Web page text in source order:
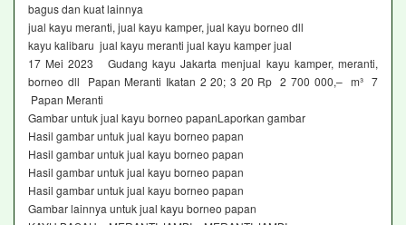
bagus dan kuat lainnya
jual kayu meranti, jual kayu kamper, jual kayu borneo dll
kayu kalibaru jual kayu meranti jual kayu kamper jual
17 Mei 2023 Gudang kayu Jakarta menjual kayu kamper, meranti,
borneo dll Papan Meranti Ikatan 2 20; 3 20 Rp 2 700 000,– m³ 7
Papan Meranti
Gambar untuk jual kayu borneo papanLaporkan gambar
Hasil gambar untuk jual kayu borneo papan
Hasil gambar untuk jual kayu borneo papan
Hasil gambar untuk jual kayu borneo papan
Hasil gambar untuk jual kayu borneo papan
Gambar lainnya untuk jual kayu borneo papan